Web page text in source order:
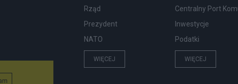
Rząd
Prezydent
NATO
WIĘCEJ
Centralny Port
Inwestycje
Podatki
WIĘCEJ